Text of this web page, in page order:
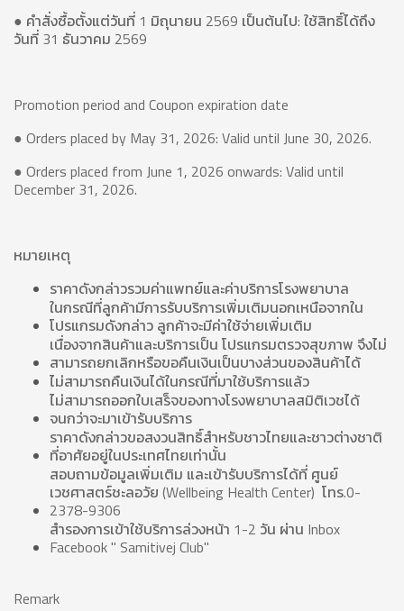
● คำสั่งซื้อตั้งแต่วันที่ 1 มิถุนายน 2569 เป็นต้นไป: ใช้สิทธิ์ได้ถึง
วันที่ 31 ธันวาคม 2569
Promotion period and Coupon expiration date
● Orders placed by May 31, 2026: Valid until June 30, 2026.
● Orders placed from June 1, 2026 onwards: Valid until
December 31, 2026.
หมายเหตุ
ราคาดังกล่าวรวมค่าแพทย์และค่าบริการโรงพยาบาล
ในกรณีที่ลูกค้ามีการรับบริการเพิ่มเติมนอกเหนือจากใน
โปรแกรมดังกล่าว ลูกค้าจะมีค่าใช้จ่ายเพิ่มเติม
เนื่องจากสินค้าและบริการเป็น โปรแกรมตรวจสุขภาพ จึงไม่
สามารถยกเลิกหรือขอคืนเงินเป็นบางส่วนของสินค้าได้
ไม่สามารถคืนเงินได้ในกรณีที่มาใช้บริการแล้ว
ไม่สามารถออกใบเสร็จของทางโรงพยาบาลสมิติเวชได้
จนกว่าจะมาเข้ารับบริการ
ราคาดังกล่าวขอสงวนสิทธิ์สำหรับชาวไทยและชาวต่างชาติ
ที่อาศัยอยู่ในประเทศไทยเท่านั้น
สอบถามข้อมูลเพิ่มเติม และเข้ารับบริการได้ที่ ศูนย์
เวชศาสตร์ชะลอวัย (Wellbeing Health Center) โทร.0-
2378-9306
สำรองการเข้าใช้บริการล่วงหน้า 1-2 วัน ผ่าน Inbox
Facebook " Samitivej Club"
Remark